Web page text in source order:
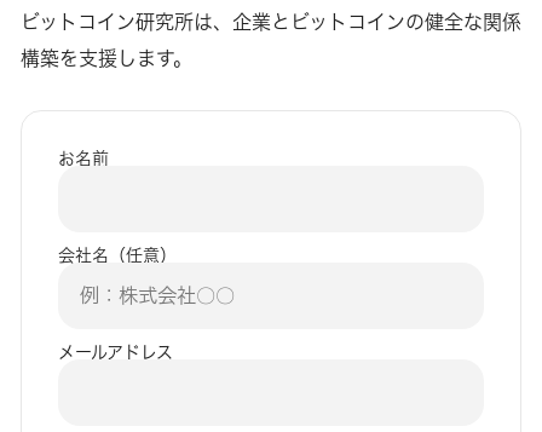
ビットコイン研究所は、企業とビットコインの健全な関係
構築を支援します。
お名前
会社名（任意）
メールアドレス